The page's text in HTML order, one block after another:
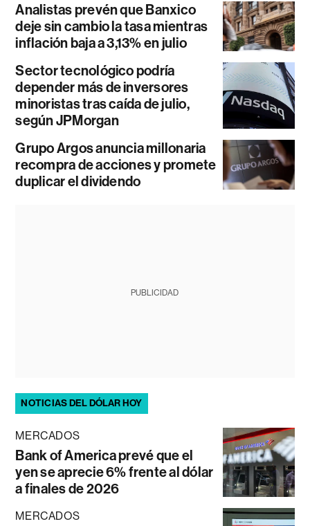
Analistas prevén que Banxico
deje sin cambio la tasa mientras
inflación baja a 3,13% en julio
Sector tecnológico podría
depender más de inversores
minoristas tras caída de julio,
según JPMorgan
Grupo Argos anuncia millonaria
recompra de acciones y promete
duplicar el dividendo
PUBLICIDAD
NOTICIAS DEL DÓLAR HOY
MERCADOS
Bank of America prevé que el
yen se aprecie 6% frente al dólar
a finales de 2026
MERCADOS